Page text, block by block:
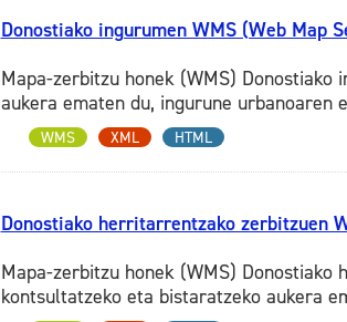
Donostiako ingurumen WMS (Web Map
Mapa-zerbitzu honek (WMS)
aukera ematen du, ingurune urbanoaren
WMS XML HTML
Donostiako herritarrentzako zerbitzuen
Mapa-zerbitzu honek (WMS)
kontsultatzeko eta bistaratzeko aukera